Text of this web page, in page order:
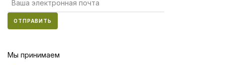
ОТПРАВИТЬ
Мы принимаем